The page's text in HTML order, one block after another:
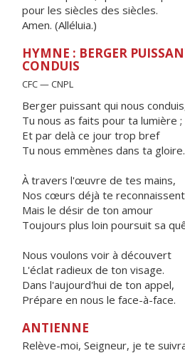
pour les siècles des siècles.
Amen. (Alléluia.)
HYMNE : BERGER
CONDUIS
CFC — CNPL
Berger puissant qui nous
Tu nous as faits pour ta lumière ;
Et par delà ce jour trop bref
Tu nous emmènes dans ta gloire.
À travers l'œuvre de tes mains,
Nos cœurs déjà te
Mais le désir de ton amour
Toujours plus loin poursuit sa
Nous voulons voir à découvert
L'éclat radieux de ton visage.
Dans l'aujourd'hui de ton appel,
Prépare en nous le face-à-face.
ANTIENNE
Relève-moi, Seigneur, je te